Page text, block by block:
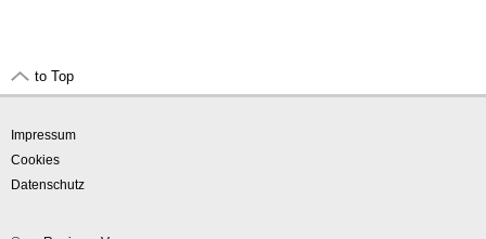
to Top
Impressum
Cookies
Datenschutz